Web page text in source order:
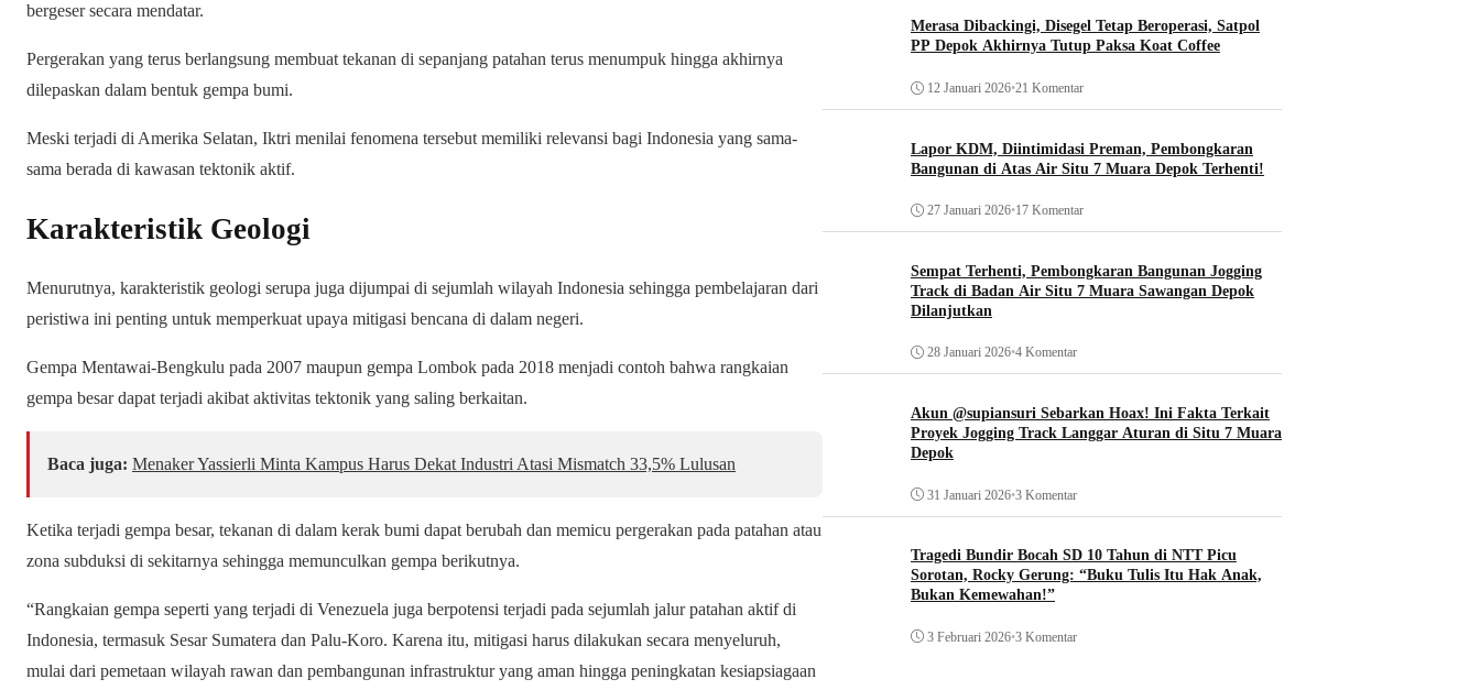
bergeser secara mendatar.
Pergerakan yang terus berlangsung membuat tekanan di sepanjang patahan terus menumpuk hingga akhirnya
dilepaskan dalam bentuk gempa bumi.
Meski terjadi di Amerika Selatan, Iktri menilai fenomena tersebut memiliki relevansi bagi Indonesia yang sama-
sama berada di kawasan tektonik aktif.
Karakteristik Geologi
Menurutnya, karakteristik geologi serupa juga dijumpai di sejumlah wilayah Indonesia sehingga pembelajaran dari
peristiwa ini penting untuk memperkuat upaya mitigasi bencana di dalam negeri.
Gempa Mentawai-Bengkulu pada 2007 maupun gempa Lombok pada 2018 menjadi contoh bahwa rangkaian
gempa besar dapat terjadi akibat aktivitas tektonik yang saling berkaitan.
Baca juga: Menaker Yassierli Minta Kampus Harus Dekat Industri Atasi Mismatch 33,5% Lulusan
Ketika terjadi gempa besar, tekanan di dalam kerak bumi dapat berubah dan memicu pergerakan pada patahan atau
zona subduksi di sekitarnya sehingga memunculkan gempa berikutnya.
“Rangkaian gempa seperti yang terjadi di Venezuela juga berpotensi terjadi pada sejumlah jalur patahan aktif di
Indonesia, termasuk Sesar Sumatera dan Palu-Koro. Karena itu, mitigasi harus dilakukan secara menyeluruh,
mulai dari pemetaan wilayah rawan dan pembangunan infrastruktur yang aman hingga peningkatan kesiapsiagaan
Merasa Dibackingi, Disegel Tetap Beroperasi, Satpol
PP Depok Akhirnya Tutup Paksa Koat Coffee
12 Januari 2026•21 Komentar
Lapor KDM, Diintimidasi Preman, Pembongkaran
Bangunan di Atas Air Situ 7 Muara Depok Terhenti!
27 Januari 2026•17 Komentar
Sempat Terhenti, Pembongkaran Bangunan Jogging
Track di Badan Air Situ 7 Muara Sawangan Depok
Dilanjutkan
28 Januari 2026•4 Komentar
Akun @supiansuri Sebarkan Hoax! Ini Fakta Terkait
Proyek Jogging Track Langgar Aturan di Situ 7 Muara
Depok
31 Januari 2026•3 Komentar
Tragedi Bundir Bocah SD 10 Tahun di NTT Picu
Sorotan, Rocky Gerung: “Buku Tulis Itu Hak Anak,
Bukan Kemewahan!”
3 Februari 2026•3 Komentar